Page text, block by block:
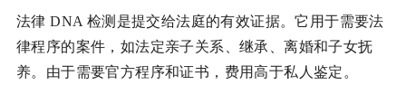
法律 DNA 检测是提交给法庭的有效证据。它用于需要法
律程序的案件，如法定亲子关系、继承、离婚和子女抚
养。由于需要官方程序和证书，费用高于私人鉴定。